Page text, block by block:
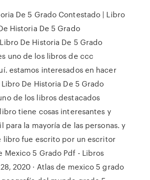
De 5 Grado Contestado | Libro
Historia De 5 Grado
De Historia De 5 Grado
uno de los libros de ccc
estamos interesados en hacer
De Historia De 5 Grado
de los libros destacados
tiene cosas interesantes y
para la mayoría de las personas. y
libro fue escrito por un escritor
Mexico 5 Grado Pdf - Libros
2020 · Atlas de mexico 5 grado